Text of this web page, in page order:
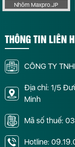
Nhôm Maxpro.JP
THÔNG TIN LIÊN
CÔNG TY
Địa chỉ: 1/5
Minh
Mã số thuế:
Hotline: